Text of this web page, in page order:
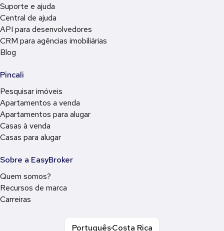
Suporte e ajuda
Central de ajuda
API para desenvolvedores
CRM para agências imobiliárias
Blog
Pincali
Pesquisar imóveis
Apartamentos a venda
Apartamentos para alugar
Casas à venda
Casas para alugar
Sobre a EasyBroker
Quem somos?
Recursos de marca
Carreiras
PortuguêsCosta Rica